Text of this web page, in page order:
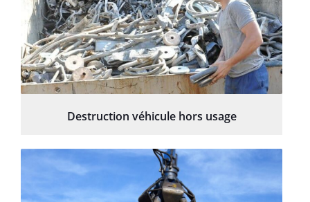
Destruction véhicule hors usage